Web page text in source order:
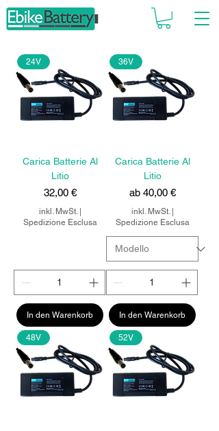
24V
Carica Batterie Al
Litio
Preis
32,00 €
inkl. MwSt.|
Spedizione Esclusa
In den Warenkorb
36V
Carica Batterie Al
Litio
ab 40,00 €
Sale-Preis
inkl. MwSt.|
Spedizione Esclusa
In den Warenkorb
48V 52V